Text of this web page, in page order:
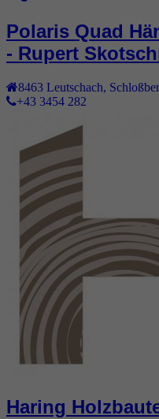
Polaris Quad
- Rupert
8463 Leutschach,
+43 3454 282
Haring